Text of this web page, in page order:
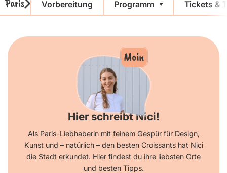
Paris Vorbereitung Programm Tickets &
Moin
Hier schreibt Nici!
Als Paris-Liebhaberin mit feinem Gespür für Design,
Kunst und – natürlich – den besten Croissants hat Nici
die Stadt erkundet. Hier findest du ihre liebsten Orte
und besten Tipps.